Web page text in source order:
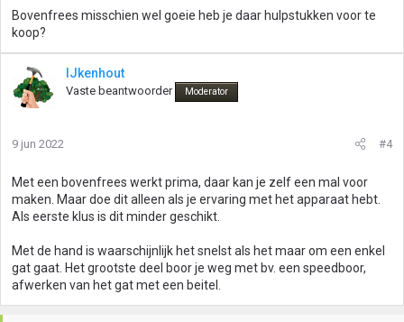
Bovenfrees misschien wel goeie heb je daar hulpstukken voor te
koop?
IJkenhout
Vaste beantwoorder Moderator
9 jun 2022 #4
Met een bovenfrees werkt prima, daar kan je zelf een mal voor
maken. Maar doe dit alleen als je ervaring met het apparaat hebt.
Als eerste klus is dit minder geschikt.
Met de hand is waarschijnlijk het snelst als het maar om een enkel
gat gaat. Het grootste deel boor je weg met bv. een speedboor,
afwerken van het gat met een beitel.